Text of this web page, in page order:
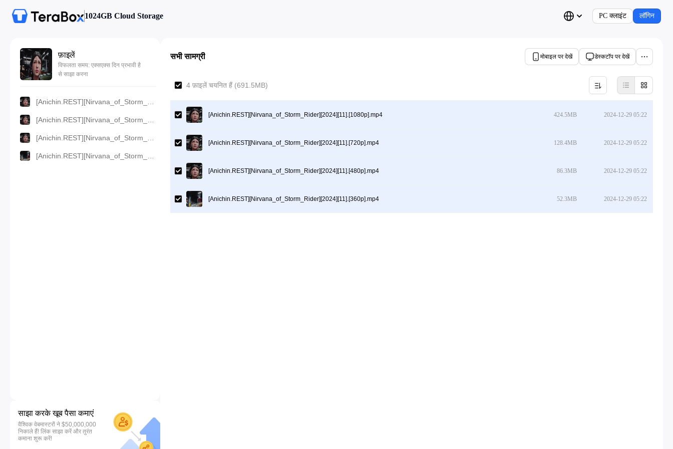
1024GB Cloud Storage PC क्लाइंट लॉगिन
फ़ाइलें
विफलता समय: एक्सएक्स दिन प्रभावी है
से साझा करना
साझा करके खूब पैसा कमाएं
वैश्विक वेबमास्टरों ने $50,000,000
निकाले हैं! लिंक साझा करें और तुरंत
कमाना शुरू करें!
सभी सामग्री मोबाइल पर देखें डेस्कटॉप पर देखें
4 फ़ाइलें चयनित हैं (691.5MB)
[Anichin.REST][Nirvana_of_Storm_Rider][2024][11].[1080p].mp4 424.5MB 2024-12-29 05:22
[Anichin.REST][Nirvana_of_Storm_Rider][2024][11].[720p].mp4 128.4MB 2024-12-29 05:22
[Anichin.REST][Nirvana_of_Storm_Rider][2024][11].[480p].mp4 86.3MB 2024-12-29 05:22
[Anichin.REST][Nirvana_of_Storm_Rider][2024][11].[360p].mp4 52.3MB 2024-12-29 05:22